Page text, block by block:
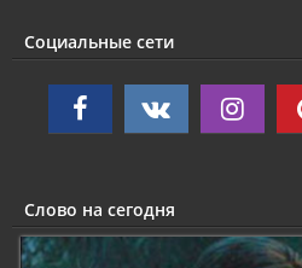
Социальные сети
Слово на сегодня